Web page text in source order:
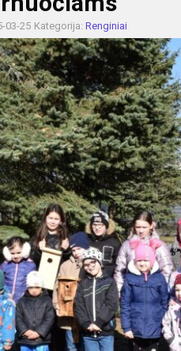
03-25 Kategorija: Renginiai